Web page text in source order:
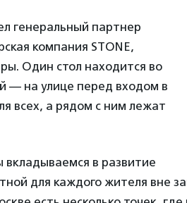
генеральный партнер
компания STONE,
Один стол находится во
— на улице перед входом в
всех, а рядом с ним лежат
в развитие
для каждого жителя вне